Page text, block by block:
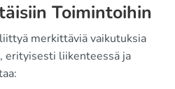
Toimintoihin
merkittäviä vaikutuksia
erityisesti liikenteessä ja